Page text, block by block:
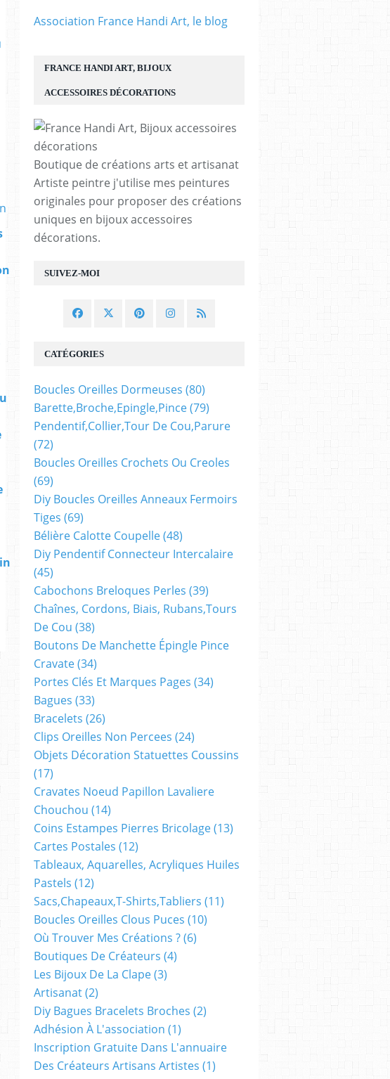
SUIVEZ-MOI
FRANCE HANDI ART, BIJOUX
ACCESSOIRES DÉCORATIONS
Boutique de créations arts et artisanat
Artiste peintre j'utilise mes peintures
originales pour proposer des créations
uniques en bijoux accessoires
décorations.
CATÉGORIES
Boucles Oreilles Dormeuses (80)
Barette,broche,epingle,pince(79)
Pendentif,collier,tour De Cou,parure
(72)
Boucles Oreilles Crochets Ou Creoles
(69)
Diy Boucles Oreilles Anneaux Fermoirs
Tiges (69)
Bélière Calotte Coupelle(48)
Diy Pendentif Connecteur Intercalaire
(45)
Cabochons Breloques Perles (39)
Chaînes, Cordons, Biais, Rubans,tours
De Cou (38)
Boutons De Manchette Épingle Pince
Cravate(34)
Portes Clés Et Marques Pages (34)
Bagues (33)
Bracelets (26)
Clips Oreilles Non Percees (24)
Objets Décoration Statuettes Coussins
(17)
Cravates Noeud Papillon Lavaliere
Chouchou (14)
Coins Estampes Pierres Bricolage(13)
Cartes Postales (12)
Tableaux, Aquarelles, Acryliques Huiles
Pastels (12)
Sacs,chapeaux,t-Shirts,tabliers (11)
Boucles Oreilles Clous Puces (10)
Où Trouver Mes Créations ?(6)
Boutiques De Créateurs (4)
Les Bijoux De La Clape(3)
Artisanat(2)
Diy Bagues Bracelets Broches (2)
Adhésion À L'association (1)
Inscription Gratuite Dans L'annuaire
Des Créateurs Artisans Artistes (1)
Association France Handi Art, le blog